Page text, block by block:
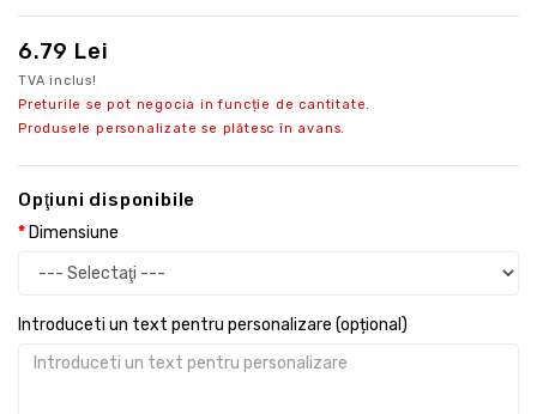
6.79 Lei
TVA inclus!
Preturile se pot negocia in funcție de cantitate.
Produsele personalizate se plătesc în avans.
Opţiuni disponibile
Dimensiune
Introduceti un text pentru personalizare (opțional)